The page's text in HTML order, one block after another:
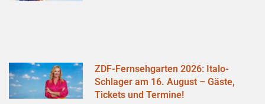
ZDF-Fernsehgarten 2026: Italo-
Schlager am 16. August – Gäste,
Tickets und Termine!